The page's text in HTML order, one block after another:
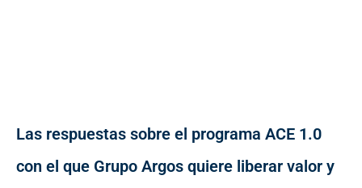
Las respuestas sobre el programa ACE 1.0
con el que Grupo Argos quiere liberar valor y